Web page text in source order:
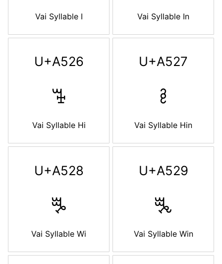
Vai Syllable I Vai Syllable In
U+A526
ꔦ
Vai Syllable Hi
U+A527
ꔧ
Vai Syllable Hin
U+A528
ꔨ
Vai Syllable Wi
U+A529
ꔩ
Vai Syllable Win